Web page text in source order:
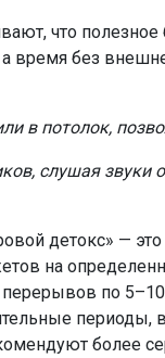
что
время без
в потолок,
слушая
детокс» — это
на
перерывов по
периоды,
более